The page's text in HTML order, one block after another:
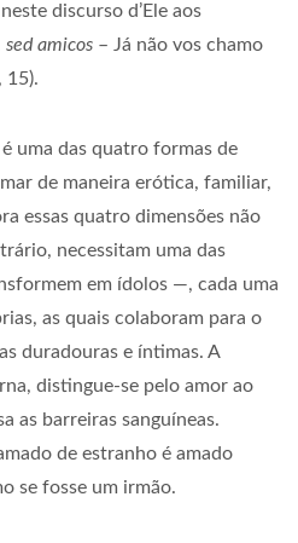
discurso d’Ele aos
sed amicos – Já não vos chamo
15).
é uma das quatro formas de
de maneira erótica, familiar,
essas quatro dimensões não
necessitam uma das
em ídolos —, cada uma
as quais colaboram para o
duradouras e íntimas. A
distingue-se pelo amor ao
as barreiras sanguíneas.
de estranho é amado
se fosse um irmão.